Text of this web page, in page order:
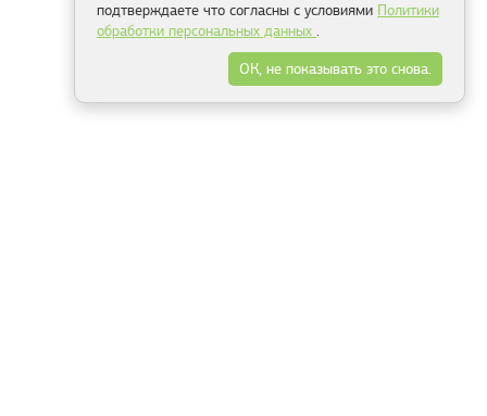
подтверждаете что согласны с условиями Политики
обработки персональных данных .
ОК, не показывать это снова.